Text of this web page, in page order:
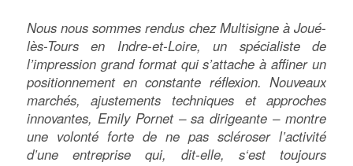
Nous nous sommes rendus chez Multisigne à Joué-
lès-Tours en Indre-et-Loire, un spécialiste de
l’impression grand format qui s’attache à affiner un
positionnement en constante réflexion. Nouveaux
marchés, ajustements techniques et approches
innovantes, Emily Pornet – sa dirigeante – montre
une volonté forte de ne pas scléroser l’activité
d’une entreprise qui, dit-elle, s‘est toujours